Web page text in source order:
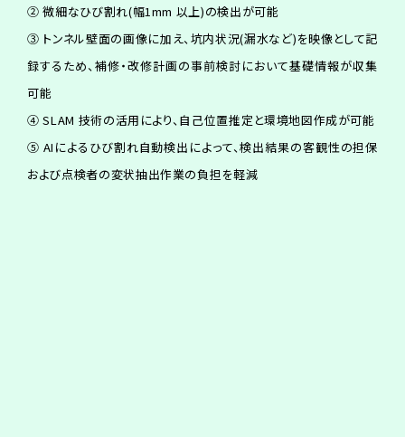
② 微細なひび割れ(幅1mm 以上)の検出が可能
③ トンネル壁面の画像に加え、坑内状況(漏水など)を映像として記
録するため、補修・改修計画の事前検討において基礎情報が収集
可能
④ SLAM 技術の活用により、自己位置推定と環境地図作成が可能
⑤ AIによるひび割れ自動検出によって、検出結果の客観性の担保
および点検者の変状抽出作業の負担を軽減